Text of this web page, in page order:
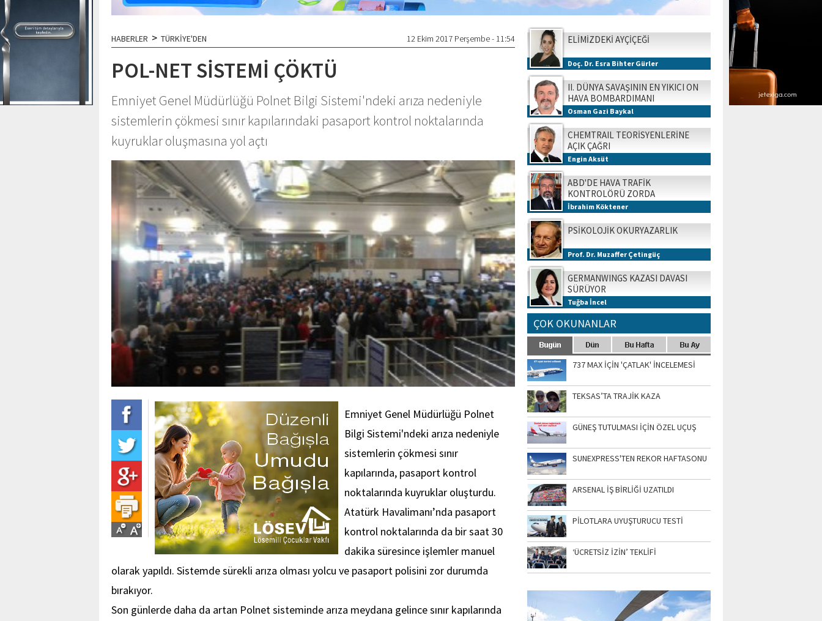
HABERLER > TÜRKİYE'DEN 12 Ekim 2017 Perşembe - 11:54
POL-NET SİSTEMİ ÇÖKTÜ
Emniyet Genel Müdürlüğü Polnet Bilgi Sistemi'ndeki arıza nedeniyle
sistemlerin çökmesi sınır kapılarındaki pasaport kontrol noktalarında
kuyruklar oluşmasına yol açtı
Emniyet Genel Müdürlüğü Polnet
Bilgi Sistemi'ndeki arıza nedeniyle
sistemlerin çökmesi sınır
kapılarında, pasaport kontrol
noktalarında kuyruklar oluşturdu.
Atatürk Havalimanı’nda pasaport
kontrol noktalarında da bir saat 30
dakika süresince işlemler manuel
olarak yapıldı. Sistemde sürekli arıza olması yolcu ve pasaport polisini zor durumda
bırakıyor.
Son günlerde daha da artan Polnet sisteminde arıza meydana gelince sınır kapılarında
ELİMİZDEKİ AYÇİÇEĞİ
Doç. Dr. Esra Bihter Gürler
II. DÜNYA SAVAŞININ EN YIKICI ON
HAVA BOMBARDIMANI
Osman Gazi Baykal
CHEMTRAIL TEORİSYENLERİNE
AÇIK ÇAĞRI
Engin Aksüt
ABD'DE HAVA TRAFİK
KONTROLÖRÜ ZORDA
İbrahim Köktener
PSİKOLOJİK OKURYAZARLIK
Prof. Dr. Muzaffer Çetingüç
GERMANWINGS KAZASI DAVASI
SÜRÜYOR
Tuğba İncel
ÇOK OKUNANLAR
737 MAX İÇİN 'ÇATLAK' İNCELEMESİ
TEKSAS’TA TRAJİK KAZA
GÜNEŞ TUTULMASI İÇİN ÖZEL UÇUŞ
SUNEXPRESS'TEN REKOR HAFTASONU
ARSENAL İŞ BİRLİĞİ UZATILDI
PİLOTLARA UYUŞTURUCU TESTİ
‘ÜCRETSİZ İZİN’ TEKLİFİ
SİNGAPUR AIRSHOW-2020